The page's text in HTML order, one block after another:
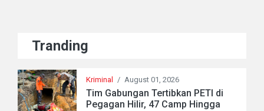
Tranding
Kriminal / August 01, 2026
Tim Gabungan Tertibkan PETI di
Pegagan Hilir, 47 Camp Hingga